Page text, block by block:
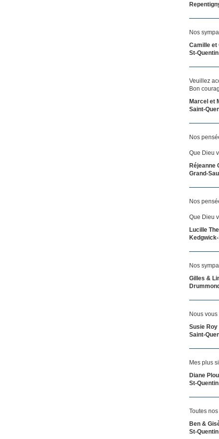
Nos
Camille et
St-Quentin
Veuillez
Bon
Marcel et
Saint-
Nos
Que Dieu
Réjeanne
Grand-
Nos
Que Dieu
Lucille
Nos
Gilles &
Nous
Susie Roy
Saint-
Mes plus
Diane
St-Quentin
Toutes
Ben &
St-Quentin